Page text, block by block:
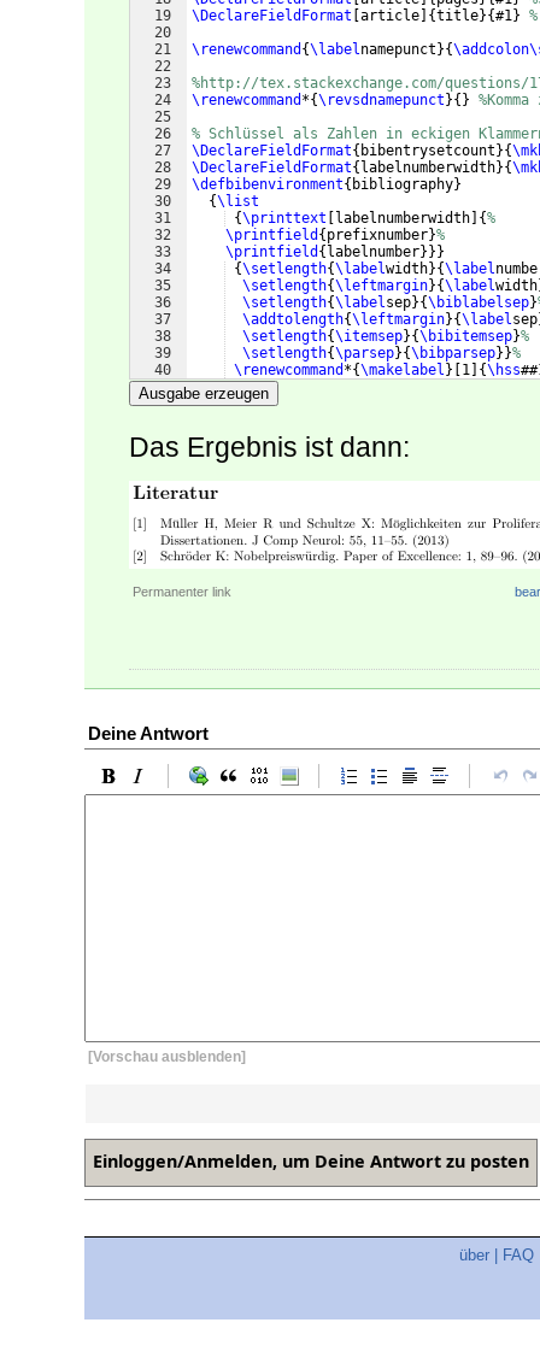
19
20
21
22
23
24
25
26
27
28
29
30
31
32
33
34
35
36
37
38
39
40
41
\DeclareFieldFormat article {title}{#1}
\renewcommand {\labelnamepunct }{
%http://tex.stackexchange.com/questions/
\renewcommand *{\revsdnamepunct }{ }
% Schlüssel als Zahlen in eckigen
\DeclareFieldFormat{ bibentrysetcount }{
\DeclareFieldFormat{ labelnumberwidth}{
\defbibenvironment{ bibliography}
{\list
{\printtext labelnumberwidth {%
\printfield { prefixnumber}%
\printfield { labelnumber}}}
{\setlength{\labelwidth}{\label
\setlength{\leftmargin}{\labelwidth
\setlength{\labelsep}{\biblabelsep}
\addtolength{\leftmargin}{\labelsep
\setlength{\itemsep}{\bibitemsep}%
\setlength{\parsep}{\bibparsep}}%
\renewcommand *{\makelabel } 1 {\hss
{\endlist
Ausgabe erzeugen
Das Ergebnis ist dann:
Permanenter link
Deine Antwort
[Vorschau ausblenden]
über FAQ